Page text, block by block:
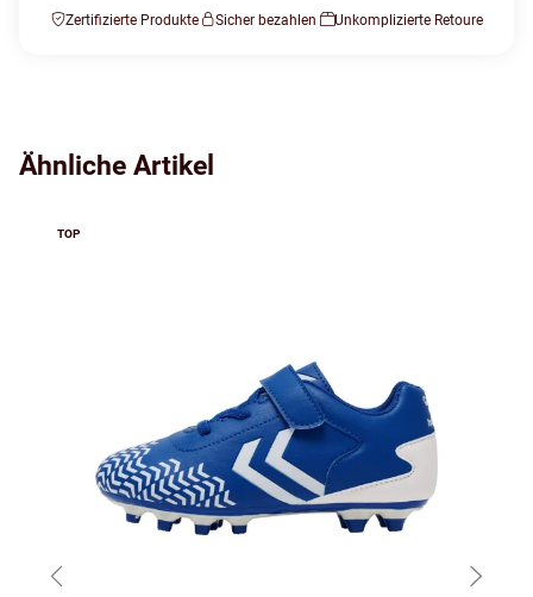
Zertifizierte Produkte Sicher bezahlen Unkomplizierte Retoure
Ähnliche Artikel
TOP